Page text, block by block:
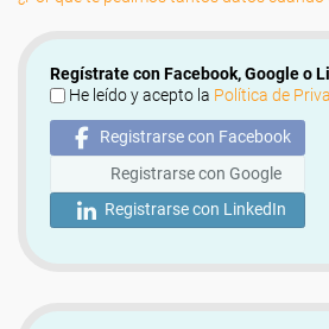
Regístrate con Facebook, Google o
He leído y acepto la Política de
Registrarse con Facebook
Registrarse con Google
Registrarse con LinkedIn